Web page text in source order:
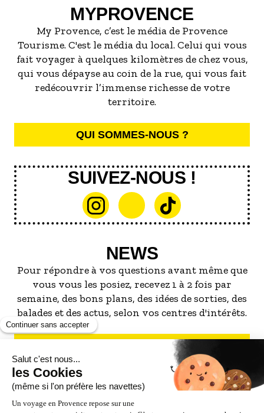
MYPROVENCE
My Provence, c’est le média de Provence
Tourisme. C'est le média du local. Celui qui vous
fait voyager à quelques kilomètres de chez vous,
qui vous dépayse au coin de la rue, qui vous fait
redécouvrir l’immense richesse de votre
territoire.
QUI SOMMES-NOUS ?
SUIVEZ-NOUS !
NEWS
Pour répondre à vos questions avant même que
vous vous les posiez, recevez 1 à 2 fois par
semaine, des bons plans, des idées de sorties, des
balades et des actus, selon vos centres d'intérêts.
S'INSCRIRE À LA NEWSLETTER